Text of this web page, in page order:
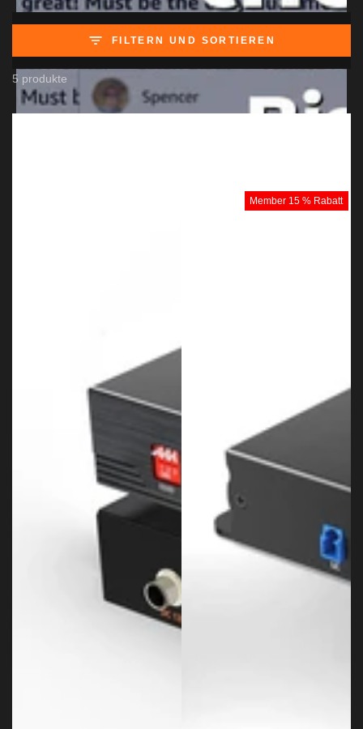
FILTERN UND SORTIEREN
5 produkte
Member 15 % Rabatt